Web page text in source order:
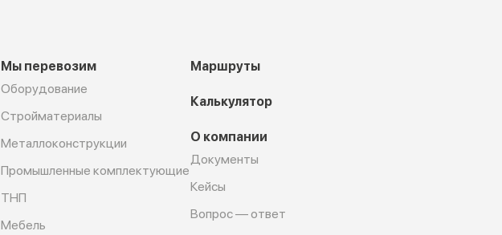
Мы перевозим
Оборудование
Cтройматериалы
Металлоконструкции
Промышленные комплектующие
ТНП
Мебель
Маршруты
Калькулятор
О компании
Документы
Кейсы
Вопрос — ответ